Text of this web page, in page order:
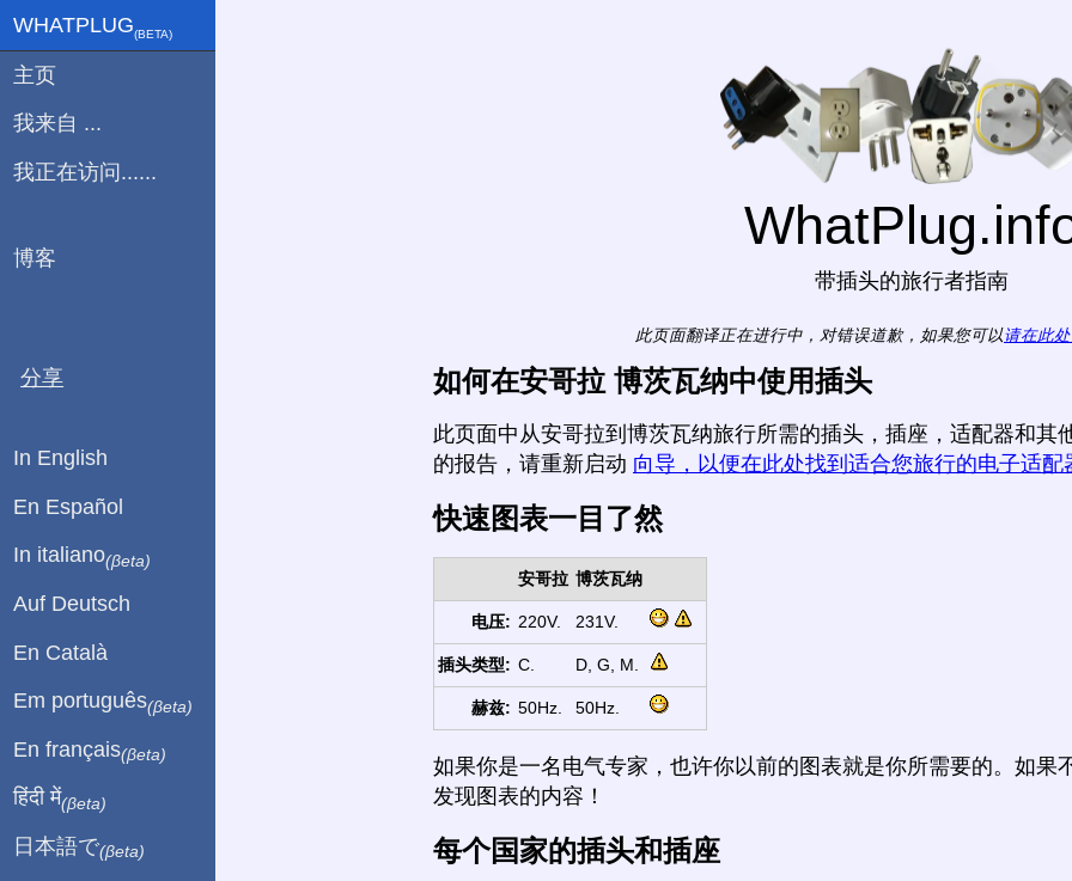
带插头的旅行者指南
此页面翻译正在进行中，对错误道歉，如果您可以请在此
如何在安哥拉 博茨瓦纳中使用插头
此页面中从安哥拉到博茨瓦纳旅行所需的插头，插座，适配器和其
的报告，请重新启动 向导，以便在此处找到适合您旅行的电子适
快速图表一目了然
安哥拉 博茨瓦纳
电压: 220V. 231V.
插头类型: C. D, G, M.
赫兹: 50Hz. 50Hz.
如果你是一名电气专家，也许你以前的图表就是你所需要的。如果
发现图表的内容！
每个国家的插头和插座
WHATPLUG(ΒETA)
主页
我来自 ...
我正在访问......
博客
分享
In English
En Español
In italiano(βeta)
Auf Deutsch
En Català
Em português(βeta)
En français(βeta)
हिंदी में(βeta)
日本語で(βeta)